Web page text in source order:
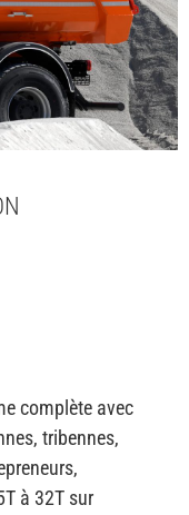
complète avec
tribennes,
à 32T sur